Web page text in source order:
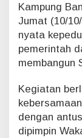
S
e
m
i
n
a
,
T
b
a
Kampung
Jumat (10/
nyata
pemerintah
membangun
Kegiatan
dengan
dipimpin